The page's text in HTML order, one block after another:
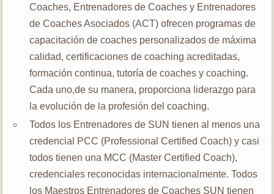
Coaches, Entrenadores de Coaches y Entrenadores
de Coaches Asociados (ACT) ofrecen programas de
capacitación de coaches personalizados de máxima
calidad, certificaciones de coaching acreditadas,
formación continua, tutoría de coaches y coaching.
Cada uno,de su manera, proporciona liderazgo para
la evolución de la profesión del coaching.
Todos los Entrenadores de SUN tienen al menos una
credencial PCC (Professional Certified Coach) y casi
todos tienen una MCC (Master Certified Coach),
credenciales reconocidas internacionalmente. Todos
los Maestros Entrenadores de Coaches SUN tienen